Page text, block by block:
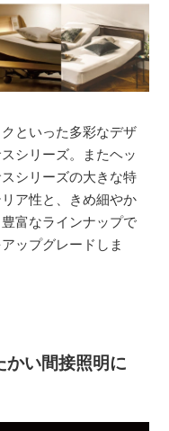
といった多彩なデザ
シリーズ。またヘッ
シリーズの大きな特
ア性と、きめ細やか
富なラインナップで
ップグレードしま
かい間接照明に